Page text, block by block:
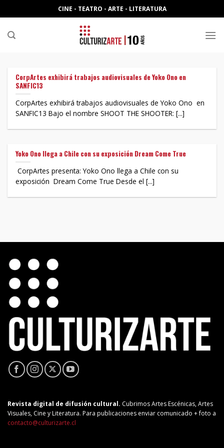
to
content
CINE - TEATRO - ARTE - LITERATURA
CorpArtes exhibirá trabajos audiovisuales de Yoko Ono en
SANFIC13
CorpArtes exhibirá trabajos audiovisuales de Yoko Ono en
SANFIC13 Bajo el nombre SHOOT THE SHOOTER: [...]
Yoko Ono llega a Chile con su exposición Dream Come True
CorpArtes presenta: Yoko Ono llega a Chile con su
exposición Dream Come True Desde el [...]
Revista digital de difusión cultural. Cubrimos Artes Escénicas, Artes
Visuales, Cine y Literatura. Para publicaciones enviar comunicado + foto a
contacto@culturizarte.cl